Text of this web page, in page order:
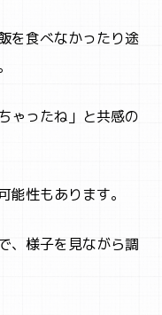
を食べなかったり途
ゃったね」と共感の
性もあります。
、様子を見ながら調